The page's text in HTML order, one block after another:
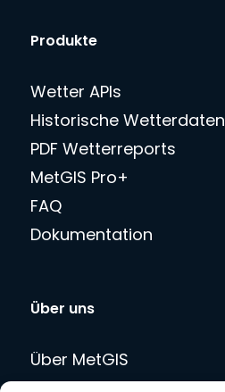
Produkte
Wetter APIs
Historische Wetterdaten
PDF Wetterreports
MetGIS Pro+
FAQ
Dokumentation
Über uns
Über MetGIS